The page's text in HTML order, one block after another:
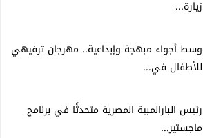
زيارة...
وسط أجواء مبهجة وإبداعية.. مهرجان ترفيهي
للأطفال في...
رئيس البارالمبية المصرية متحدثًا في برنامج
ماجستير...